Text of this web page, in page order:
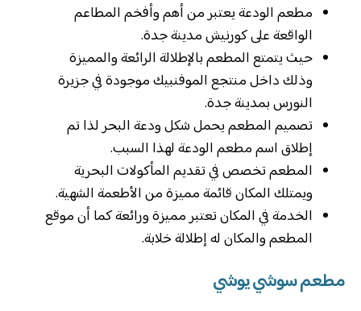
مطعم الودعة يعتبر من أهم وأفخم المطاعم
الواقعة على كورنيش مدينة جدة.
حيث يتمتع المطعم بالإطلالة الرائعة والمميزة
وذلك داخل منتجع الموفنبيك موجودة في جزيرة
النورس بمدينة جدة.
تصميم المطعم يحمل شكل ودعة البحر لذا تم
إطلاق اسم مطعم الودعة لهذا السبب.
المطعم تخصص في تقديم المأكولات البحرية
ويمتلك المكان قائمة مميزة من الأطعمة الشهية.
الخدمة في المكان تعتبر مميزة ورائعة كما أن موقع
المطعم والمكان له إطلالة خلابة.
مطعم سوشي يوشي